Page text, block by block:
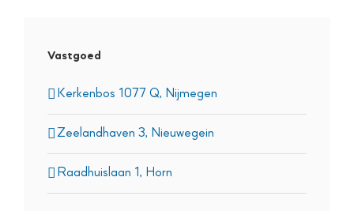
Vastgoed
Kerkenbos 1077 Q, Nijmegen
Zeelandhaven 3, Nieuwegein
Raadhuislaan 1, Horn